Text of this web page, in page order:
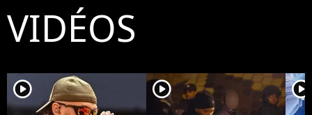
VIDÉOS
player2 player2 player2